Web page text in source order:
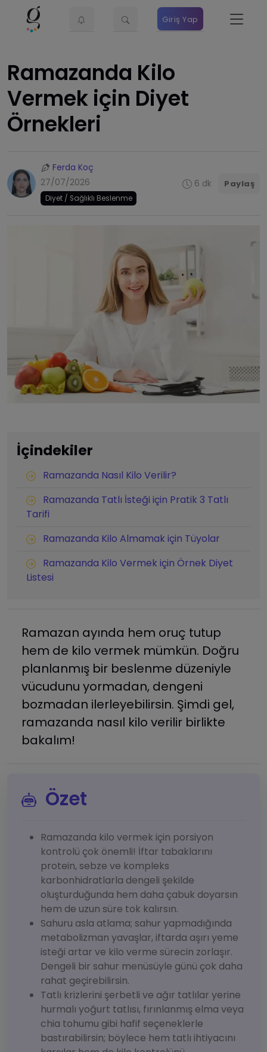
Giriş Yap
Ramazanda Kilo
Vermek için Diyet
Örnekleri
Ferda Koç
27/07/2026
Diyet / Sağlıklı Beslenme
6 dk Paylaş
İçindekiler
Ramazanda Nasıl Kilo Verilir?
Ramazanda Tatlı İsteği için Pratik 3 Tatlı
Tarifi
Ramazanda Kilo Almamak için Tüyolar
Ramazanda Kilo Vermek için Örnek Diyet
Listesi
Ramazan ayında hem oruç tutup
hem de kilo vermek mümkün. Doğru
planlanmış bir beslenme düzeniyle
vücudunu yormadan, dengeni
bozmadan ilerleyebilirsin. Şimdi gel,
ramazanda nasıl kilo verilir birlikte
bakalım!
Özet
Ramazanda kilo vermek için porsiyon
kontrolü çok önemli! İftar tabaklarını
protein, sebze ve kompleks
karbonhidratlarla dengeli şekilde
oluşturduğunda hem daha çabuk doyarsın
hem de uzun süre tok kalırsın.
Sahuru asla atlama; sahur yapmadığında
metabolizman yavaşlar, iftarda aşırı yeme
isteği artar ve kilo verme sürecin zorlaşır.
Dengeli bir sahur menüsüyle günü çok daha
rahat geçirebilirsin.
Tatlı krizlerini şerbetli ve ağır tatlılar yerine
hurmalı yoğurt tatlısı, fırınlanmış elma veya
chia tohumu gibi hafif seçeneklerle
bastırabilirsin; böylece hem tatlı ihtiyacını